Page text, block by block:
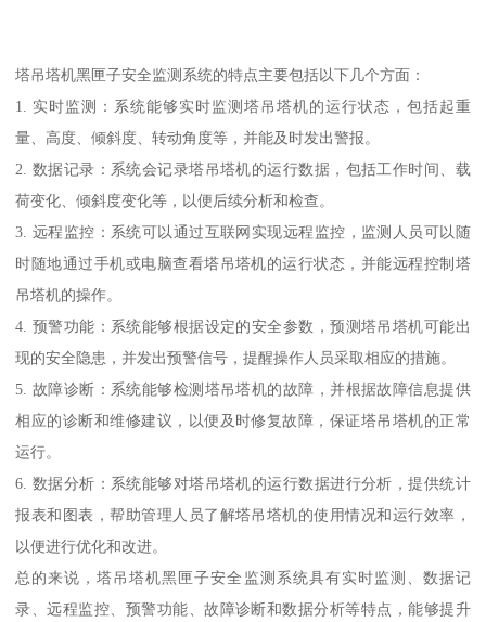
塔吊塔机黑匣子安全监测系统的特点主要包括以下几个方面：
1. 实时监测：系统能够实时监测塔吊塔机的运行状态，包括起重
量、高度、倾斜度、转动角度等，并能及时发出警报。
2. 数据记录：系统会记录塔吊塔机的运行数据，包括工作时间、载
荷变化、倾斜度变化等，以便后续分析和检查。
3. 远程监控：系统可以通过互联网实现远程监控，监测人员可以随
时随地通过手机或电脑查看塔吊塔机的运行状态，并能远程控制塔
吊塔机的操作。
4. 预警功能：系统能够根据设定的安全参数，预测塔吊塔机可能出
现的安全隐患，并发出预警信号，提醒操作人员采取相应的措施。
5. 故障诊断：系统能够检测塔吊塔机的故障，并根据故障信息提供
相应的诊断和维修建议，以便及时修复故障，保证塔吊塔机的正常
运行。
6. 数据分析：系统能够对塔吊塔机的运行数据进行分析，提供统计
报表和图表，帮助管理人员了解塔吊塔机的使用情况和运行效率，
以便进行优化和改进。
总的来说，塔吊塔机黑匣子安全监测系统具有实时监测、数据记
录、远程监控、预警功能、故障诊断和数据分析等特点，能够提升